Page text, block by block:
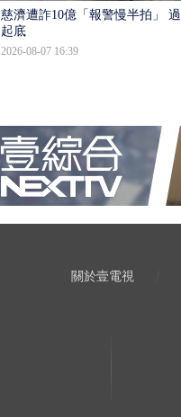
慈濟遭詐10億「報警慢半拍」 過
起底
2026-08-07 16:39
關於壹電視